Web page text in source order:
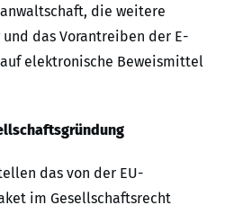
die weitere
das Vorantreiben der E-
elektronische Beweismittel
das von der EU-
im Gesellschaftsrecht